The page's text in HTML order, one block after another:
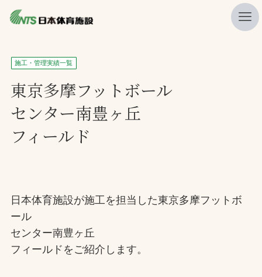
私たちの強み
ニュース
プレスリリース
レポート
会社概要
採用情報
施工・管理実績一覧
東京多摩フットボール
センター南豊ヶ丘
フィールド
日本体育施設が施工を担当した東京多摩フットボ
ール
センター南豊ヶ丘
フィールドをご紹介します。